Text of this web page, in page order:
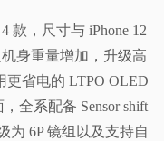
款，尺寸与 iPhone 12
身重量增加，升级高
更省电的 LTPO OLED
全系配备 Sensor shift
为 6P 镜组以及支持自